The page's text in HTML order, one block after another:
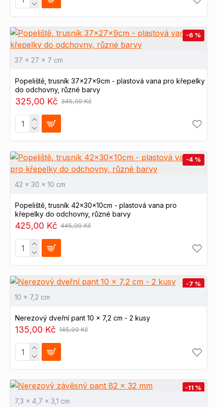
-6 %
37 x 27 x 7 cm
Popeliště, trusník 37x27x9cm - plastová vana pro křepelky
do odchovny, různé barvy
325,00 Kč 345,00 Kč
-4 %
42 x 30 x 10 cm
Popeliště, trusník 42x30x10cm - plastová vana pro
křepelky do odchovny, různé barvy
425,00 Kč 445,00 Kč
-7 %
10 x 7,2 cm
Nerezový dveřní pant 10 x 7,2 cm - 2 kusy
135,00 Kč 145,00 Kč
-11 %
7,3 x 4,7 x 3,1 cm